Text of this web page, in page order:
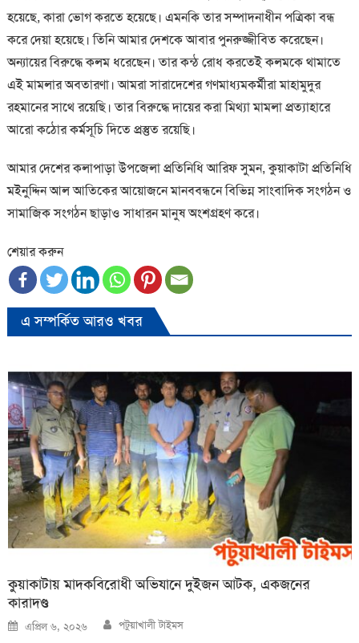
হয়েছে, কারা ভোগ করতে হয়েছে। এমনকি তার সম্পাদনাধীন পত্রিকা বন্ধ
করে দেয়া হয়েছে। তিনি আমার দেশকে আবার পুনরুজ্জীবিত করেছেন।
অন্যায়ের বিরুদ্ধে কলম ধরেছেন। তার কন্ঠ রোধ করতেই কলমকে থামাতে
এই মামলার অবতারণা। আমরা সারাদেশের গণমাধ্যমকর্মীরা মাহামুদুর
রহমানের সাথে রয়েছি। তার বিরুদ্ধে দায়ের করা মিথ্যা মামলা প্রত্যাহারে
আরো কঠোর কর্মসূচি দিতে প্রস্তুত রয়েছি।
আমার দেশের কলাপাড়া উপজেলা প্রতিনিধি আরিফ সুমন, কুয়াকাটা প্রতিনিধি
মইনুদ্দিন আল আতিকের আয়োজনে মানববন্ধনে বিভিন্ন সাংবাদিক সংগঠন ও
সামাজিক সংগঠন ছাড়াও সাধারন মানুষ অংশগ্রহণ করে।
শেয়ার করুন
এ সম্পর্কিত আরও খবর
কুয়াকাটায় মাদকবিরোধী অভিযানে দুইজন আটক, একজনের
কারাদণ্ড
Posted
on
এপ্রিল ৬, ২০২৬ Author
পটুয়াখালী টাইমস